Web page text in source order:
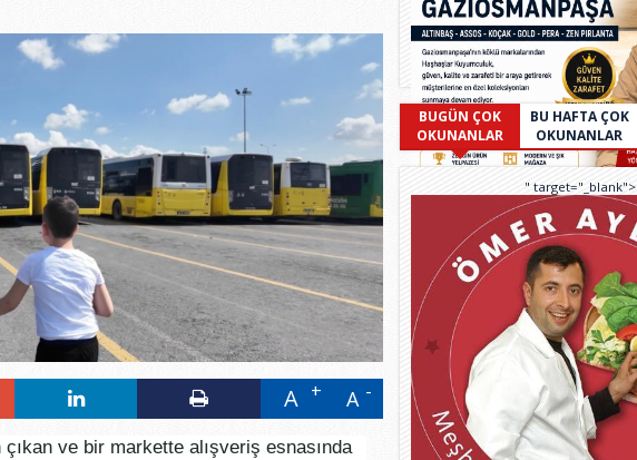
A A
ve bir markette alışveriş esnasında
BUGÜN ÇOK
OKUNANLAR
BU HAFTA ÇOK
OKUNANLAR
" target="_blank">